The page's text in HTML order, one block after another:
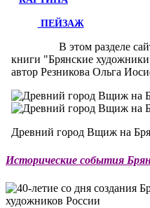
ПЕЙЗАЖ
В этом разделе сайта
книги "Брянские
автор Резникова Ольга
Древний город Вщиж на
Исторические события